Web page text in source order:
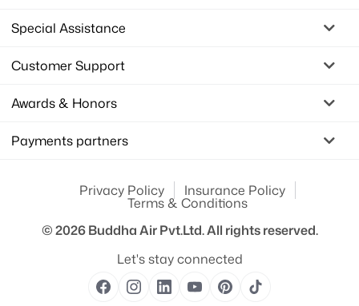
Special Assistance
Customer Support
Awards & Honors
Payments partners
Privacy Policy Insurance Policy
Terms & Conditions
© 2026Buddha Air Pvt.Ltd.All rights reserved.
Let's stay connected